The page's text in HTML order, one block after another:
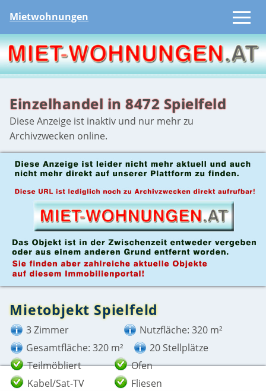
Mietwohnungen
Einzelhandel in 8472 Spielfeld
Diese Anzeige ist inaktiv und nur mehr zu
Archivzwecken online.
Mietobjekt Spielfeld
3 Zimmer
Nutzfläche: 320 m²
Gesamtfläche: 320 m²
20 Stellplätze
Teilmöbliert
Ofen
Kabel/Sat-TV
Fliesen